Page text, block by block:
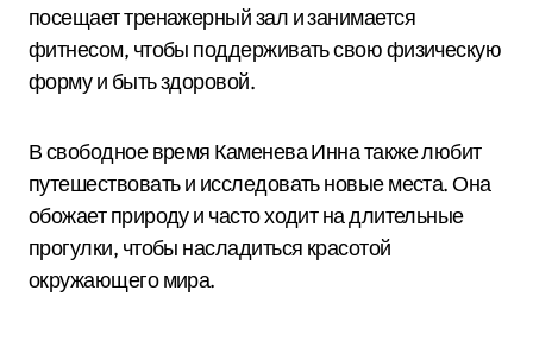
посещает тренажерный зал и занимается
фитнесом, чтобы поддерживать свою физическую
форму и быть здоровой.
В свободное время Каменева Инна также любит
путешествовать и исследовать новые места. Она
обожает природу и часто ходит на длительные
прогулки, чтобы насладиться красотой
окружающего мира.